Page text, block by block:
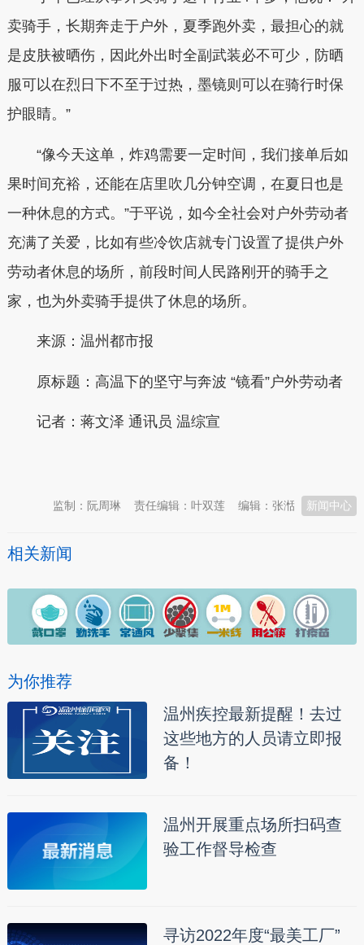
卖骑手，长期奔走于户外，夏季跑外卖，最担心的就
是皮肤被晒伤，因此外出时全副武装必不可少，防晒
服可以在烈日下不至于过热，墨镜则可以在骑行时保
护眼睛。”
“像今天这单，炸鸡需要一定时间，我们接单后如
果时间充裕，还能在店里吹几分钟空调，在夏日也是
一种休息的方式。”于平说，如今全社会对户外劳动者
充满了关爱，比如有些冷饮店就专门设置了提供户外
劳动者休息的场所，前段时间人民路刚开的骑手之
家，也为外卖骑手提供了休息的场所。
来源：温州都市报
原标题： 高温下的坚守与奔波 “镜看”户外劳动者
记者：蒋文泽 通讯员 温综宣
新闻中心
编辑：张湉
责任编辑：叶双莲
监制：阮周琳
相关新闻
为你推荐
温州疾控最新提醒！去过
这些地方的人员请立即报
备！
温州开展重点场所扫码查
验工作督导检查
寻访2022年度“最美工厂”